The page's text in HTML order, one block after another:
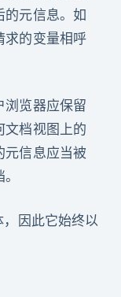
的元信息。如
求的变量相呼
浏览器应保留
文档视图上的
元信息应当被
因此它始终以